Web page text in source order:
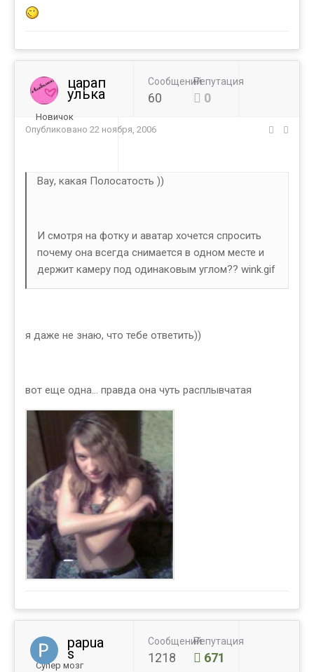
царап
улька
Новичок
Сообщений
60
Репутация
0
Опубликовано 22 ноября, 2006
Вау, какая Полосатость ))
И смотря на фотку и аватар хочется спросить
почему она всегда снимается в одном месте и
держит камеру под одинаковым углом?? wink.gif
я даже не знаю, что тебе ответить))
вот еще одна... правда она чуть расплывчатая
papua
s
Супер мозг
Сообщений
1218
Репутация
671